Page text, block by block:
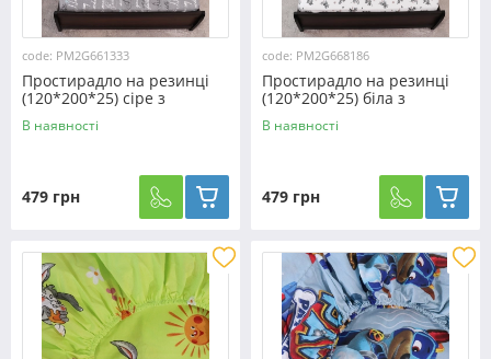
code: PM2G661333
Простирадло на резинці
(120*200*25) сіре з
абстрактним принтом
№661333
В наявності
479 грн
code: PM2G668186
Простирадло на резинці
(120*200*25) біла з
квітковим принтом
№668186
В наявності
479 грн